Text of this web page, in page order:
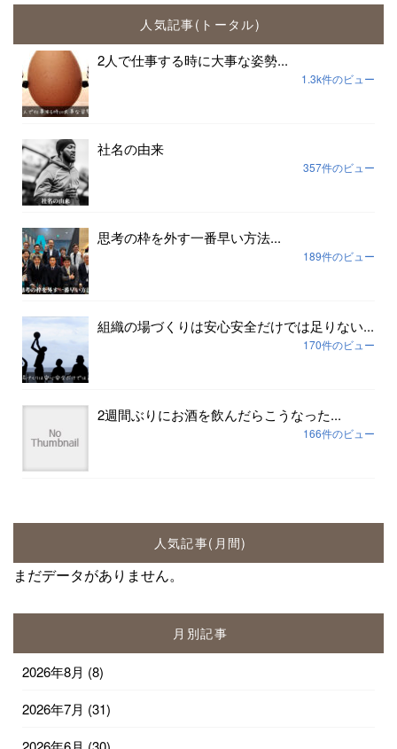
人気記事(トータル)
2人で仕事する時に大事な姿勢...
1.3k件のビュー
社名の由来
357件のビュー
思考の枠を外す一番早い方法...
189件のビュー
組織の場づくりは安心安全だけでは足りない...
170件のビュー
2週間ぶりにお酒を飲んだらこうなった...
166件のビュー
人気記事(月間)
まだデータがありません。
月別記事
2026年8月 (8)
2026年7月 (31)